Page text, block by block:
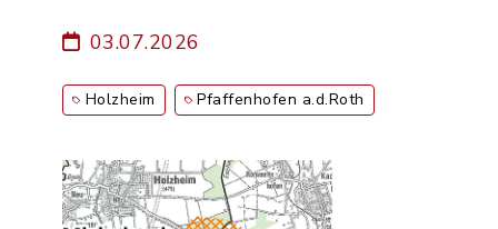
03.07.2026
Holzheim Pfaffenhofen a.d.Roth